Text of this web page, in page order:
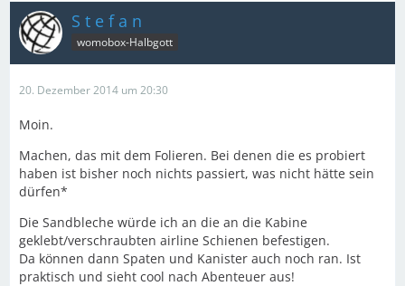
S t e f a n
womobox-Halbgott
20. Dezember 2014 um 20:30
Moin.
Machen, das mit dem Folieren. Bei denen die es probiert
haben ist bisher noch nichts passiert, was nicht hätte sein
dürfen*
Die Sandbleche würde ich an die an die Kabine
geklebt/verschraubten airline Schienen befestigen.
Da können dann Spaten und Kanister auch noch ran. Ist
praktisch und sieht cool nach Abenteuer aus!